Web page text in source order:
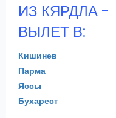
ИЗ КЯРДЛА -
ВЫЛЕТ В:
Кишинев
Парма
Яссы
Бухарест